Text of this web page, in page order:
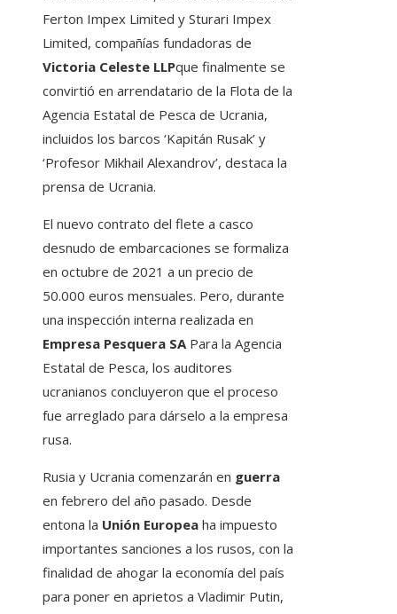
Ferton Impex Limited y Sturari Impex
Limited, compañías fundadoras de
Victoria Celeste LLPque finalmente se
convirtió en arrendatario de la Flota de la
Agencia Estatal de Pesca de Ucrania,
incluidos los barcos ‘Kapitán Rusak’ y
‘Profesor Mikhail Alexandrov’, destaca la
prensa de Ucrania.
El nuevo contrato del flete a casco
desnudo de embarcaciones se formaliza
en octubre de 2021 a un precio de
50.000 euros mensuales. Pero, durante
una inspección interna realizada en
Empresa Pesquera SAPara la Agencia
Estatal de Pesca, los auditores
ucranianos concluyeron que el proceso
fue arreglado para dárselo a la empresa
rusa.
Rusia y Ucrania comenzarán en guerra
en febrero del año pasado. Desde
entona la Unión Europea ha impuesto
importantes sanciones a los rusos, con la
finalidad de ahogar la economía del país
para poner en aprietos a Vladimir Putin,